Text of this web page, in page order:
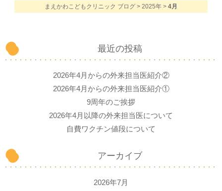
まえかわこどもクリニック ブログ > 2025年 > 4月
最近の投稿
2026年4月からの外来担当医紹介②
2026年4月からの外来担当医紹介①
9周年のご挨拶
2026年4月以降の外来担当医について
自費ワクチン値段について
アーカイブ
2026年7月